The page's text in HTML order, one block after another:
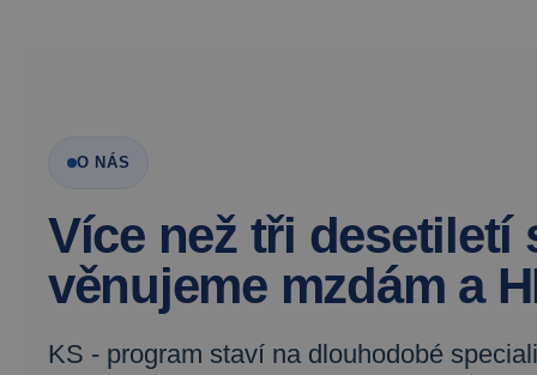
O NÁS
Více než tři desetiletí
věnujeme mzdám a
KS - program staví na dlouhodobé